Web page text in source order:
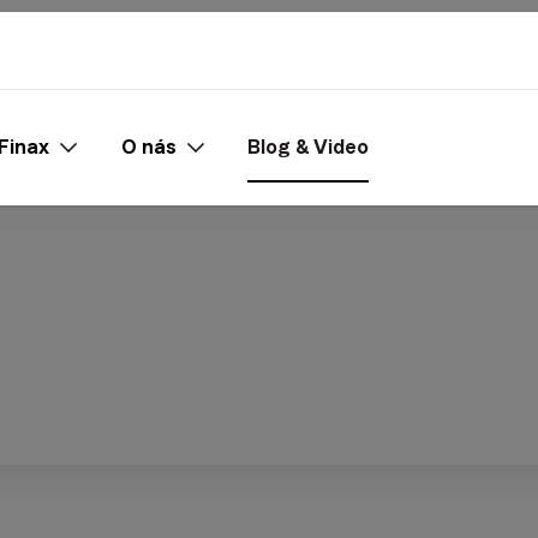
O nás Blog & Video